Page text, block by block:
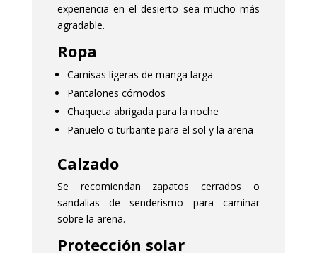
experiencia en el desierto sea mucho más
agradable.
Ropa
Camisas ligeras de manga larga
Pantalones cómodos
Chaqueta abrigada para la noche
Pañuelo o turbante para el sol y la arena
Calzado
Se recomiendan zapatos cerrados o
sandalias de senderismo para caminar
sobre la arena.
Protección solar